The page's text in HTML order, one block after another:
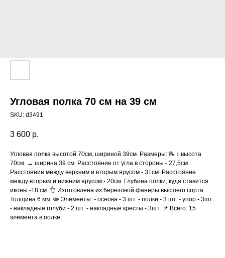
Угловая полка 70 см на 39 см
SKU: d3491
3 600 р.
Угловая полка высотой 70см, шириной 39см. Размеры: 📝 ↕️ высота
70см. ↔️ ширина 39 см. Расстояние от угла в стороны - 27,5см
Расстояние между верхним и вторым ярусом - 31см. Расстояние
между вторым и нижним ярусом - 20см. Глубина полки, куда ставится
иконы -18 см. 👌 Изготовлена из березовой фанеры высшего сорта
Толщина 6 мм. ✏️ Элементы: - основа - 3 шт. - полки - 3 шт. - упор - 3шт.
- накладные голуби - 2 шт. - накладные кресты - 3шт. 📌 Всего: 15
элемента в полке.